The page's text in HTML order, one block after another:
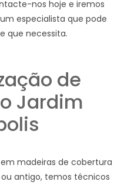
nos hoje e iremos
especialista que pode
que necessita.
de
Jardim
madeiras de cobertura
antigo, temos técnicos